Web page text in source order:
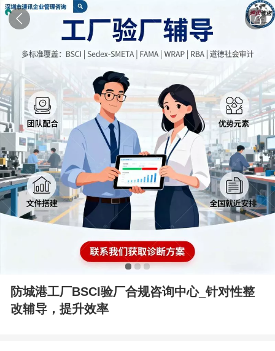
防城港工厂BSCI验厂合规咨询中心_针对性整
改辅导，提升效率